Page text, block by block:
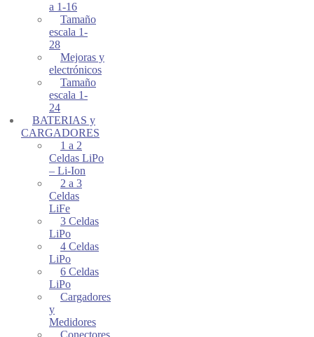
a 1-16
Tamaño
escala 1-
28
Mejoras y
electrónicos
Tamaño
escala 1-
24
BATERIAS y
CARGADORES
1 a 2
Celdas LiPo
– Li-Ion
2 a 3
Celdas
LiFe
3 Celdas
LiPo
4 Celdas
LiPo
6 Celdas
LiPo
Cargadores
y
Medidores